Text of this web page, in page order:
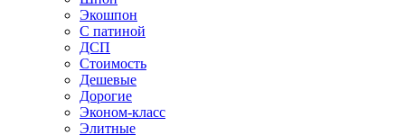
Экошпон
С патиной
ДСП
Стоимость
Дешевые
Дорогие
Эконом-класс
Элитные